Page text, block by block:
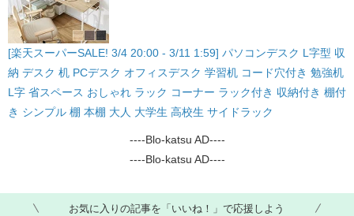
[楽天スーパーSALE! 3/4 20:00 - 3/11 1:59] パソコンデスク L字型 収
納 デスク 机 PCデスク オフィスデスク 学習机 コード穴付き 勉強机
L字 省スペース おしゃれ ラック コーナー ラック付き 収納付き 棚付
き シンプル 棚 本棚 大人 大学生 高校生 サイドラック
----Blo-katsu AD----
----Blo-katsu AD----
お気に入りの記事を「いいね！」で応援しよう